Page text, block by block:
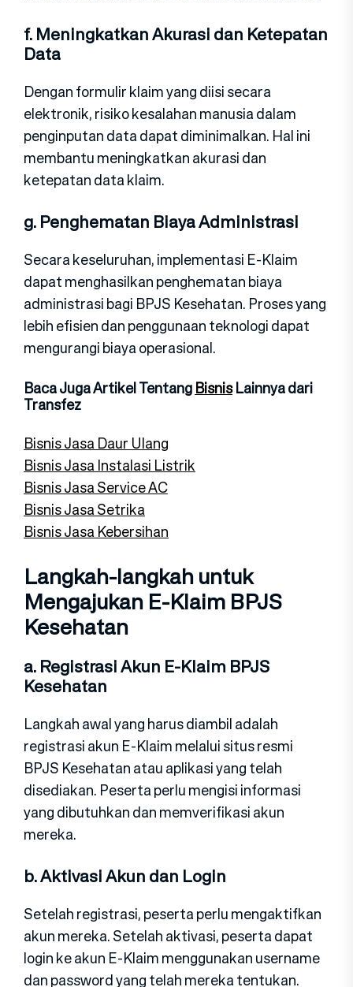
f. Meningkatkan Akurasi dan Ketepatan
Data
Dengan formulir klaim yang diisi secara
elektronik, risiko kesalahan manusia dalam
penginputan data dapat diminimalkan. Hal ini
membantu meningkatkan akurasi dan
ketepatan data klaim.
g. Penghematan Biaya Administrasi
Secara keseluruhan, implementasi E-Klaim
dapat menghasilkan penghematan biaya
administrasi bagi BPJS Kesehatan. Proses yang
lebih efisien dan penggunaan teknologi dapat
mengurangi biaya operasional.
Baca Juga Artikel TentangBisnisLainnya dari
Transfez
Bisnis Jasa Daur Ulang
Bisnis Jasa Instalasi Listrik
Bisnis Jasa Service AC
Bisnis Jasa Setrika
Bisnis Jasa Kebersihan
Langkah-langkah untuk
Mengajukan E-Klaim BPJS
Kesehatan
a. Registrasi Akun E-Klaim BPJS
Kesehatan
Langkah awal yang harus diambil adalah
registrasi akun E-Klaim melalui situs resmi
BPJS Kesehatan atau aplikasi yang telah
disediakan. Peserta perlu mengisi informasi
yang dibutuhkan dan memverifikasi akun
mereka.
b. Aktivasi Akun dan Login
Setelah registrasi, peserta perlu mengaktifkan
akun mereka. Setelah aktivasi, peserta dapat
login ke akun E-Klaim menggunakan username
dan password yang telah mereka tentukan.